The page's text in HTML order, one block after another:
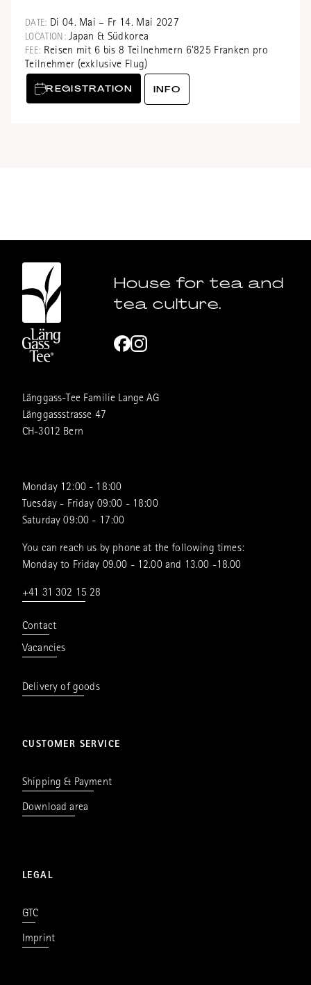
DATE: Di 04. Mai – Fr 14. Mai 2027
LOCATION:Japan & Südkorea
FEE: Reisen mit 6 bis 8 Teilnehmern 6'825 Franken pro
Teilnehmer (exklusive Flug)
REGISTRATION INFO
House for tea and
tea culture.
Länggass-Tee Familie Lange AG
Länggassstrasse 47
CH-3012 Bern
Monday 12:00 - 18:00
Tuesday - Friday 09:00 - 18:00
Saturday 09:00 - 17:00
You can reach us by phone at the following times:
Monday to Friday 09.00 - 12.00 and 13.00 -18.00
+41 31 302 15 28
Contact
Vacancies
Delivery of goods
CUSTOMER SERVICE
Shipping & Payment
Download area
LEGAL
GTC
Imprint